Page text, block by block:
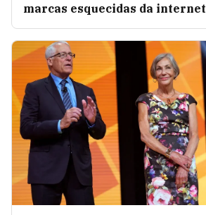
marcas esquecidas da internet